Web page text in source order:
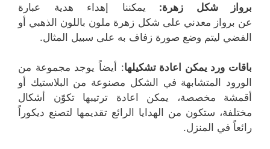
برواز شكل زهرة: يمكننا إهداء هدية عبارة
عن برواز معدني على شكل زهرة ملون باللون الذهبي أو
الفضي ليتم وضع صورة زفاف به على سبيل المثال.
باقات ورد يمكن اعادة تشكيلها: أيضاً يوجد مجموعة من
الورود المتشابهة في الشكل مصنوعة من البلاستيك أو
أقمشة مخصصة، يمكن اعادة ترتيبها تكوّن أشكال
مختلفة، ستكون من الهدايا الرائع تقديمها لتصنع ديكوراً
رائعاً في المنزل.